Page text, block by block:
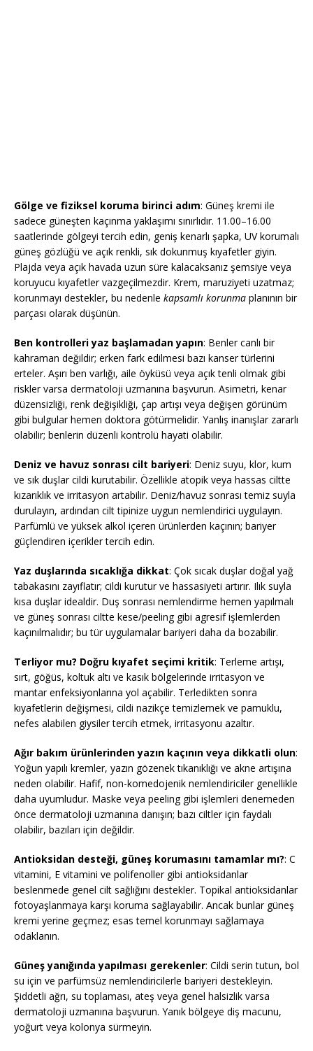
Gölge ve fiziksel koruma birinci adım: Güneş kremi ile
sadece güneşten kaçınma yaklaşımı sınırlıdır. 11.00–16.00
saatlerinde gölgeyi tercih edin, geniş kenarlı şapka, UV korumalı
güneş gözlüğü ve açık renkli, sık dokunmuş kıyafetler giyin.
Plajda veya açık havada uzun süre kalacaksanız şemsiye veya
koruyucu kıyafetler vazgeçilmezdir. Krem, maruziyeti uzatmaz;
korunmayı destekler, bu nedenle kapsamlı korunma planının bir
parçası olarak düşünün.
Ben kontrolleri yaz başlamadan yapın: Benler canlı bir
kahraman değildir; erken fark edilmesi bazı kanser türlerini
erteler. Aşırı ben varlığı, aile öyküsü veya açık tenli olmak gibi
riskler varsa dermatoloji uzmanına başvurun. Asimetri, kenar
düzensizliği, renk değişikliği, çap artışı veya değişen görünüm
gibi bulgular hemen doktora götürmelidir. Yanlış inanışlar zararlı
olabilir; benlerin düzenli kontrolü hayati olabilir.
Deniz ve havuz sonrası cilt bariyeri: Deniz suyu, klor, kum
ve sık duşlar cildi kurutabilir. Özellikle atopik veya hassas ciltte
kızarıklık ve irritasyon artabilir. Deniz/havuz sonrası temiz suyla
durulayın, ardından cilt tipinize uygun nemlendirici uygulayın.
Parfümlü ve yüksek alkol içeren ürünlerden kaçının; bariyer
güçlendiren içerikler tercih edin.
Yaz duşlarında sıcaklığa dikkat: Çok sıcak duşlar doğal yağ
tabakasını zayıflatır; cildi kurutur ve hassasiyeti artırır. Ilık suyla
kısa duşlar idealdir. Duş sonrası nemlendirme hemen yapılmalı
ve güneş sonrası ciltte kese/peeling gibi agresif işlemlerden
kaçınılmalıdır; bu tür uygulamalar bariyeri daha da bozabilir.
Terliyor mu? Doğru kıyafet seçimi kritik: Terleme artışı,
sırt, göğüs, koltuk altı ve kasık bölgelerinde irritasyon ve
mantar enfeksiyonlarına yol açabilir. Terledikten sonra
kıyafetlerin değişmesi, cildi nazikçe temizlemek ve pamuklu,
nefes alabilen giysiler tercih etmek, irritasyonu azaltır.
Ağır bakım ürünlerinden yazın kaçının veya dikkatli olun:
Yoğun yapılı kremler, yazın gözenek tıkanıklığı ve akne artışına
neden olabilir. Hafif, non-komedojenik nemlendiriciler genellikle
daha uyumludur. Maske veya peeling gibi işlemleri denemeden
önce dermatoloji uzmanına danışın; bazı ciltler için faydalı
olabilir, bazıları için değildir.
Antioksidan desteği, güneş korumasını tamamlar mı?: C
vitamini, E vitamini ve polifenoller gibi antioksidanlar
beslenmede genel cilt sağlığını destekler. Topikal antioksidanlar
fotoyaşlanmaya karşı koruma sağlayabilir. Ancak bunlar güneş
kremi yerine geçmez; esas temel korunmayı sağlamaya
odaklanın.
Güneş yanığında yapılması gerekenler: Cildi serin tutun, bol
su için ve parfümsüz nemlendiricilerle bariyeri destekleyin.
Şiddetli ağrı, su toplaması, ateş veya genel halsizlik varsa
dermatoloji uzmanına başvurun. Yanık bölgeye diş macunu,
yoğurt veya kolonya sürmeyin.